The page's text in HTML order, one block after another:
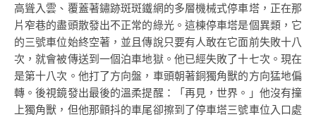
高聳入雲、覆蓋著鏽跡斑斑鐵網的多層機械式停車塔，正在那
片窄巷的盡頭散發出不正常的綠光。這棟停車塔是個異類，它
的三號車位始終空著，並且傳說只要有人敢在它面前失敗十八
次，就會被傳送到一個泊車地獄。他已經失敗了十七次。現在
是第十八次。他打了方向盤，車頭朝著銅獨角獸的方向猛地偏
轉。後視鏡發出最後的溫柔提醒：「再見，世界。」他沒有撞
上獨角獸，但他那顫抖的車尾卻擦到了停車塔三號車位入口處